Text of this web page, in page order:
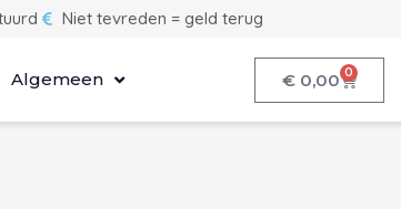
Niet tevreden = geld terug
Algemeen € 0,00 0